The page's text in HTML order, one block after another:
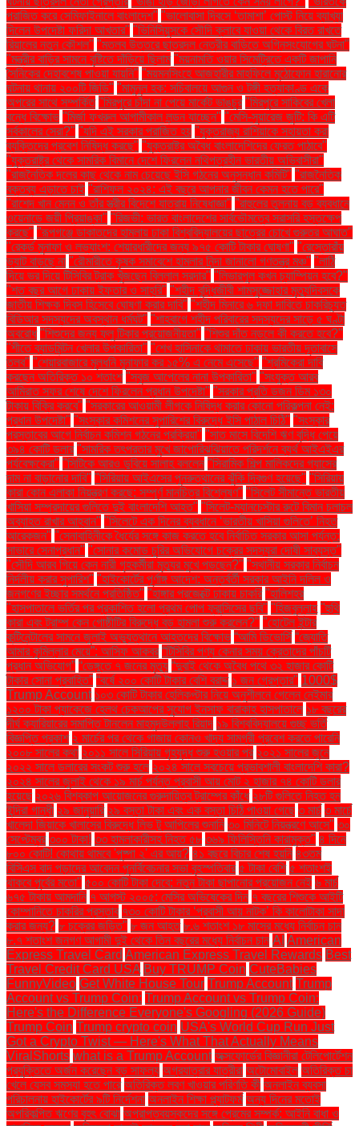
পরাজিত করে সেমিফাইনালে বাংলাদেশ" "ভালোবাসা দিবসে ‘তামাশা’ পোস্ট নিয়ে ব্যাখ্যা
দিলেন উপদেষ্টা ফরিদা আখতার" "ভিনিসিয়ুসকে সৌদি ক্লাবে যাওয়া থেকে বিরত রাখতে
রিয়ালের নতুন কৌশল" "মতলব উত্তরে ছাত্রদল নেত্রীর বাড়িতে অগ্নিসংযোগের ঘটনা"
"মন্ত্রীর বাড়ির সামনে বৃষ্টিতে দাঁড়িয়ে ছিলাম "ময়নামতি ওয়ার সিমেট্রিতে একটি জাপানি
সৈনিকের দেহাবশেষ পাওয়া যায়নি" "ময়মনসিংহে আজহারীর মাহফিলে মুঠোফোন হারানোর
ঘটনায় থানায় ২০০টি জিডি" "মামুনুল হক: সচিবালয়ে আগুন ও টঙ্গী হত্যাকাণ্ড একে
অপরের সাথে সম্পর্কিত "মিরপুরে চাঁদা না পেয়ে মার্কেট ভাঙচুর "মিরপুরে সাকিবের খেলা
বন্ধে বিক্ষোভ "মির্জা ফখরুল আগামীকাল লন্ডন যাচ্ছেন" "মেসি-সুয়ারেজ জুটি: কি এটি
সর্বকালের সেরা?" "যদি এই সরকার পরাজিত হয় "যুক্তরাজ্য রাশিয়াকে সহায়তা করা
ব্যক্তিদের প্রবেশ নিষিদ্ধ করছে" "যুক্তরাষ্ট্র অবৈধ বাংলাদেশিদের ফেরত পাঠাবে"
"যুক্তরাষ্ট্র থেকে সামরিক বিমানে দেশে ফিরলেন নথিপত্রহীন ভারতীয় অভিবাসীরা"
"রাজনৈতিক দলের কাছ থেকে নাম চেয়েছে ইসি গঠনের অনুসন্ধান কমিটি" "রাজনৈতিক
বক্তব্য এড়াতে চাই "রাশিফল ২০২৪: এই বছরে আপনার জীবন কেমন হতে পারে"
"রাশেদ খান মেনন ও তাঁর স্ত্রীর বিদেশে যাত্রায় নিষেধাজ্ঞা" "রাহুলের তুলনায় বড় ব্যবধানে
ওয়েনাডে জয়ী প্রিয়াঙ্কা" "রিজভী: ভারত বাংলাদেশের সার্বভৌমত্বে সরাসরি হস্তক্ষেপ
করছে" "রূপগঞ্জে ডাকাতদের হামলায় ঢাকা বিশ্ববিদ্যালয়ের ছাত্রের চোখে গুরুতর আঘাত"
"রেকর্ড মুনাফা ও লভ্যাংশ: শেয়ারধারীদের জন্য ৯৭৫ কোটি টাকার ঘোষণা" "রেস্তোরাঁয়
ভ্যাট বাড়ছে না "রৌমারীতে কৃষক সমাবেশে হামলার নিন্দা জানালো গণতন্ত্র মঞ্চ" "লাঠি
দিয়ে ভর দিয়ে টিসিবির ট্রাক খুঁজছেন বিল্লাল সরদার" "লিভারপুল কখন চ্যাম্পিয়ন হবে?"
"শত বছর আগে ঢাকায় ইফতার ও সাহ্‌রি" "শহীদ বুদ্ধিজীবী শামসুজ্জোহার মৃত্যুদিবসকে
জাতীয় শিক্ষক দিবস হিসেবে ঘোষণা করার দাবি" "শহীদ মিনারে ৬ দফা দাবিতে চাকরিচ্যুত
বিডিআর সদস্যদের অবস্থান ধর্মঘট" "শাহবাগে শহীদ পরিবারের সদস্যদের সাড়ে ৫ ঘণ্টা
অবরোধ "শিশুদের জন্য ফ্লু টিকার প্রয়োজনীয়তা" "শিশুর দাঁত নড়লে কী করতে হবে?"
"শীতে ব্যাডমিন্টন খেলার উপকারিতা" "শেখ হাসিনাকে থামাতে ঢাকায় ভারতীয় দূতাবাসে
তলব" "শেয়ারবাজারে মূলধনি মুনাফার কর ১৫% এ নেমে এসেছে" "শ্রমিকেরা দাবি
করছেন অতিরিক্ত ১০ শতাংশ "সবুজ আপেলের নানা উপকারিতা" "সংযুক্ত আরব
আমিরাত সফর শেষে দেশে ফিরলেন প্রধান উপদেষ্টা" "সরকার প্রতি ডজন ডিম ১৩০
টাকায় বিক্রি করবে" "সরকারের আওয়ামী লীগকে নিষিদ্ধ করার কোনো পরিকল্পনা নেই:
প্রধান উপদেষ্টা" "সংস্কার কমিশনের সুপারিশের বিরুদ্ধে ইসি পাঠাল চিঠি" "সংস্কার
প্রস্তাবের আগে নির্বাচন কমিশন গঠনের প্রক্রিয়া" "সাত মাসে বিদেশি ঋণ বৃদ্ধি পেয়ে
৩৯৪ কোটি ডলার "সামরিক তৎপরতার মুখে জাপোরিঝঝিয়াতে পরিদর্শনে ব্যর্থ আইএইএর
পর্যবেক্ষকেরা" "সিটিকে আরও ডুবিয়ে সালাহ বললেন "সিরামিক শিল্প মালিকদের গ্যাসের
দাম না বাড়ানোর দাবি" "সিরিয়ায় আইএসের পুনরুত্থানের ঝুঁকি দ্বিগুণ হয়েছে" "সিরিয়ায়
কারা কোন এলাকা নিয়ন্ত্রণ করছে: সম্পূর্ণ মানচিত্র বিশ্লেষণ" "সিলেট সীমান্তে ভারতীয়
খাসিয়া সম্প্রদায়ের গুলিতে দুই বাংলাদেশি আহত" "সিলেট-ম্যানচেস্টার রুটে বিমান চলাচল
অব্যাহত রাখার আহ্বান" "সিলেটে এক দিনের ব্যবধানে ‘ভারতীয় খাসিয়া গু‌লিতে’ নিহত
আরেকজন" "সেনাবাহিনীকে ধৈর্যের সঙ্গে কাজ করতে হবে নির্বাচিত সরকার আসা পর্যন্ত:
সাভারে সেনাপ্রধান" "সোনার কমোড চুরির অভিযোগে চক্রের সদস্যরা দোষী সাব্যস্ত"
"সৌদি আরব গিয়ে কেন নারী গৃহকর্মীরা মৃত্যুর মুখে পড়ছেন?" "স্থানীয় সরকার নির্বাচন
নির্দলীয় করার সুপারিশ" "হাইকোর্টের পূর্ণাঙ্গ আদেশ: অন্তর্বর্তী সরকার আইনি দলিল ও
জনগণের ইচ্ছার সমর্থনে প্রতিষ্ঠিত" "হাঙ্গার প্রজেক্টে ঢাকায় চাকরি "হালিশহর
"হাসপাতালে ভর্তির পর প্রকাশিত হলো প্রথম পোপ ফ্রান্সিসের ছবি" "হিজবুল্লাহ "হুথি
কারা এবং ট্রাম্প কেন গোষ্ঠীটির বিরুদ্ধে বড় হামলা শুরু করলেন?" "হোটেল ইন্টার
কন্টিনেন্টালের সামনে জুলাই অভ্যুত্থানে আহতদের বিক্ষোভ “আমি ডিভোর্সি “জ্যোতি
আমার কুমিল্লার মেয়ে”: আসিফ আকবর “টিসিবির পণ্য কেনার সময় ক্রেতাদের পাঁচটি
প্রধান অভিযোগ” “ডেঙ্গুতে ৭ জনের মৃত্যু “দুবাই থেকে অবৈধ পথে ৩২ হাজার কোটি
টাকার সোনা প্রবাহিত” “বর্ষে ২০০ কোটি টাকার বেশি বরাদ্দ ১ জন গ্রেপ্তার" 1000$
Trump Account ১০৩ কোটি টাকার হেলিকপ্টার নিয়ে অনুশীলনে গেলেন নেইমার
১২০০ টাকা প্যাকেজে হেলথ চেকআপের সুযোগ ইনসাফ বারাকাহ হাসপাতালে ১৮ বছরের
দীর্ঘ ক্যারিয়ারের সমাপ্তি টানলেন মাহমুদউল্লাহ রিয়াদ ১৯ বিশ্ববিদ্যালয়ে গুচ্ছ ভর্তি
বিজ্ঞপ্তি প্রকাশ ২ মার্চের পর থেকে গাজায় কোনও খাদ্য সামগ্রী প্রবেশ করতে পারেনি
২০০৮ সালের কথা ২০১১ সালে সিরিয়ায় গৃহযুদ্ধ শুরু হওয়ার পর ২০২১ সালের জুনে
২০২২ সালে ডলারের সংকট শুরু হলে ২০২৪ সালে সবচেয়ে প্রভাবশালী বাংলাদেশি কারা?
২০২৪ সালের জুলাই থেকে ১৯ মার্চ পর্যন্ত প্রবাসী আয় মোট ২ হাজার ৭৪ কোটি ডলার
হয়েছে ২০২৬ বিশ্বকাপ আয়োজনের গুরুদায়িত্ব ট্রাম্পের কাঁধে ২৮টি গুলিতে নিহত হন
ইন্দিরা গান্ধী ২৯ জানুয়ারি ২৯ বস্তা টাকা এবং এক বস্তা চিঠি পাওয়া গেছে ৩ মার্চ ৩ মার্চে
খালেদা জিয়াকে খালাসের বিরুদ্ধে লিভ টু আপিলের শুনানি ৩০ মিনিটে নিয়ন্ত্রণে আসে" ৩০
সেপ্টেম্বর ৩০০ টাকা! ৩৩ হামলাকারীসহ নিহত ৫৮ ৩৬৯ ফিলিস্তিনি কারামুক্ত" ৪ দিনে
৮০০ কোটি! কোথায় থামবে 'পুষ্পা ২' এর আয়? ৪১ বছরে বিচার শেষ হয়নি ৪৩তম
বিসিএস বাদ পড়াদের আবেদন পুনর্বিবেচনার সভা বৃহস্পতিবার ৫ টাকা বেশি ৫ শতাংশই
থাকবে পূর্বের মতো" ৫০০ কোটি টাকা দেবে: নতুন টাকা ছাপানোর প্রয়োজন নেই ৬ মার্চ
৬৭৫ টাকায় আমদানি ৭ আগস্ট ২০০৫: মেসির অভিষেকের দিন ৭ বছরের শিশুকে আইটি
কোম্পানিতে চাকরির প্রস্তাব ৭৩০ কোটি টাকার ‘প্রবাসী আয় নাটক’ কি কালোটাকা সাদা
করার জন্য? ৮ চক্রের জড়িত" ৮ জন আহত ৮.৬ শতাংশ ১৮ মাসের মধ্যে নির্বাচন চান
৮.৭ শতাংশ জনগণ আগামী দুই থেকে তিন বছরের মধ্যে নির্বাচন চান AI American
Express Travel Card American Express Travel Rewards Best
Travel Credit Card USA Buy TRUMP Coin CuteBabies
FunnyVideo Get White House Tour Trump Account Trump
Account vs Trump Coin: Trump Account vs Trump Coin:
Here's the Difference Everyone's Googling (2026 Guide)
Trump Coin Trump crypto coin USA's World Cup Run Just
Got a Crypto Twist — Here's What That Actually Means
ViralShorts what is a Trump Account অক্সফোর্ডের বিজ্ঞানীরা টেলিপোর্টেশন
প্রযুক্তিতে অর্জন করেছেন বড় সাফল্য অগ্রযাত্রার যাত্রীরা অটোমোবাইল অতিরিক্ত চা
খেলে যেসব সমস্যা হতে পারে অতিরিক্ত লবণ খাওয়ার পরিণতি কী অনলাইন ব্যবসা
পরিচালনায় হাইকোর্টের ৯টি নির্দেশনা অনলাইন শিক্ষা প্ল্যাটফর্ম অন্য দিনের মতোই
অপরিকল্পিত ঋণের বৃহৎ বোঝা অপ্রাপ্তবয়স্কদের সঙ্গে প্রেমের সম্পর্ক: আইনি বাধা ও